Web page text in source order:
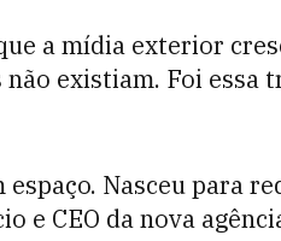
a mídia exterior
existiam. Foi essa
Nasceu para
e CEO da nova